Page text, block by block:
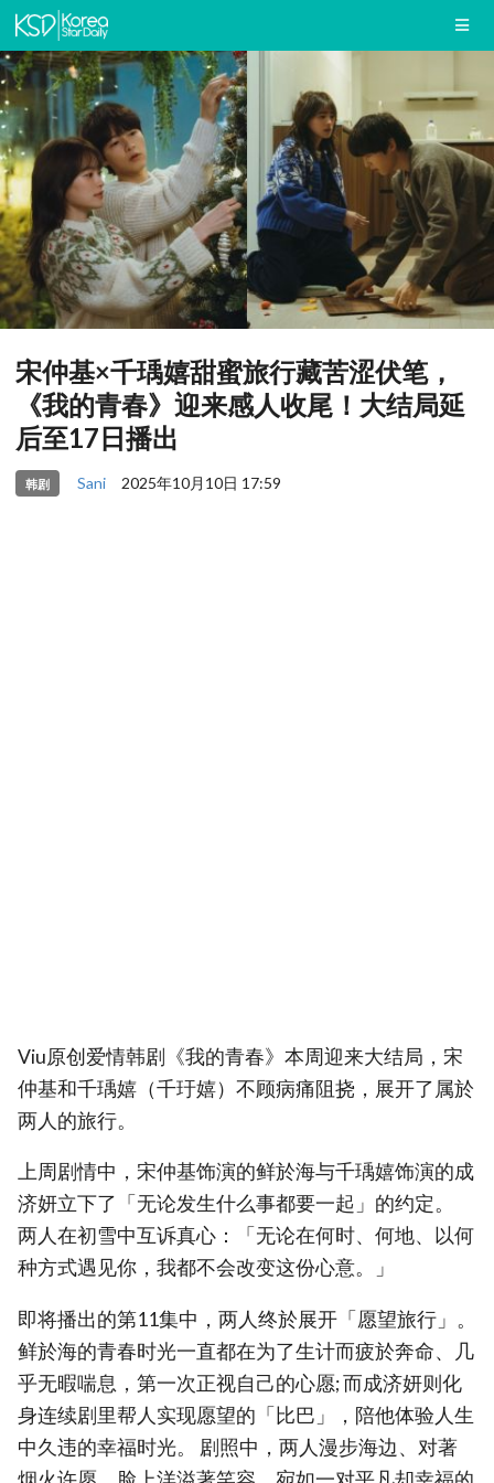
宋仲基×千瑀嬉甜蜜旅行藏苦涩伏笔，
《我的青春》迎来感人收尾！大结局延
后至17日播出
韩剧 Sani 2025年10月10日 17:59
Viu原创爱情韩剧《我的青春》本周迎来大结局，宋
仲基和千瑀嬉（千玗嬉）不顾病痛阻挠，展开了属於
两人的旅行。
上周剧情中，宋仲基饰演的鲜於海与千瑀嬉饰演的成
济妍立下了「无论发生什么事都要一起」的约定。
两人在初雪中互诉真心：「无论在何时、何地、以何
种方式遇见你，我都不会改变这份心意。」
即将播出的第11集中，两人终於展开「愿望旅行」。
鲜於海的青春时光一直都在为了生计而疲於奔命、几
乎无暇喘息，第一次正视自己的心愿; 而成济妍则化
身连续剧里帮人实现愿望的「比巴」，陪他体验人生
中久违的幸福时光。 剧照中，两人漫步海边、对著